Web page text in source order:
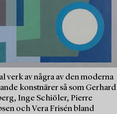
verk av några av den moderna
konstnärer så som Gerhard
Inge Schiöler, Pierre
och Vera Frisén bland